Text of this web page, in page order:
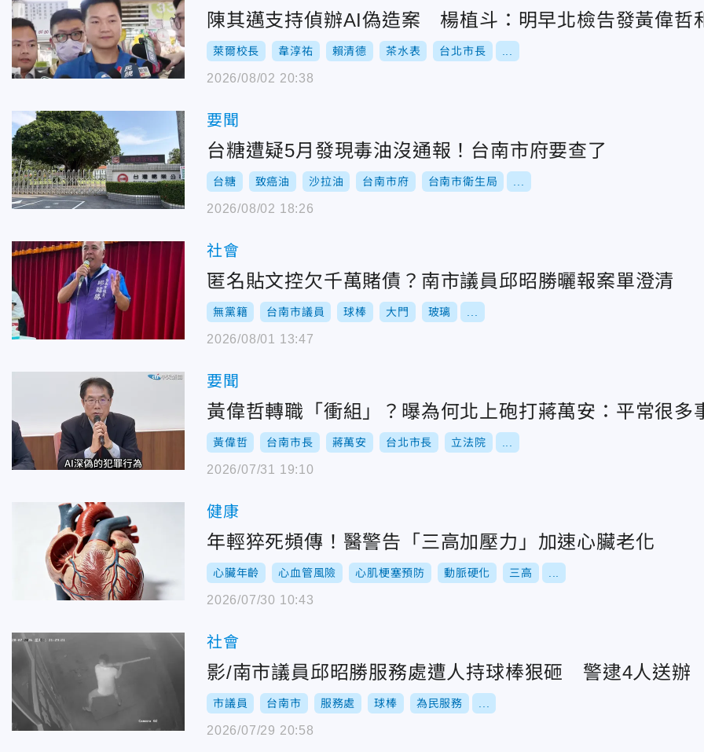
陳其邁支持偵辦AI偽造案 楊植斗：明早北檢告發黃偉哲
萊爾校長 韋淳祐 賴清德 茶水表 台北市長
2026/08/02 20:38
要聞
台糖遭疑5月發現毒油沒通報！台南市府要查了
台糖 致癌油 沙拉油 台南市府 台南市衛生局
2026/08/02 18:26
社會
匿名貼文控欠千萬賭債？南市議員邱昭勝曬報案單澄清
無黨籍 台南市議員 球棒 大門 玻璃
2026/08/01 13:47
要聞
黃偉哲轉職「衝組」？曝為何北上砲打蔣萬安：平常很多
黃偉哲 台南市長 蔣萬安 台北市長 立法院
2026/07/31 19:10
健康
年輕猝死頻傳！醫警告「三高加壓力」加速心臟老化
心臟年齡 心血管風險 心肌梗塞預防 動脈硬化 三高
2026/07/30 10:43
社會
影/南市議員邱昭勝服務處遭人持球棒狠砸 警逮4人送辦
市議員 台南市 服務處 球棒 為民服務
2026/07/29 20:58